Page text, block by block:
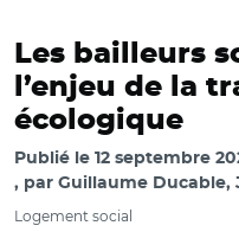
Les bailleurs
l’enjeu de la
écologique
Publié le 12 septembre
par Guillaume Ducable,
Logement social